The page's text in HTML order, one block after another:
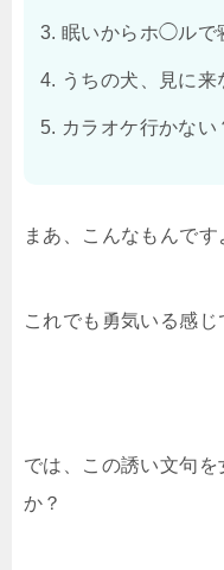
眠いからホ◯ルで
うちの犬、見に来
カラオケ行かない
まあ、こんなもんです
これでも勇気いる感じ
では、この誘い文句
か？